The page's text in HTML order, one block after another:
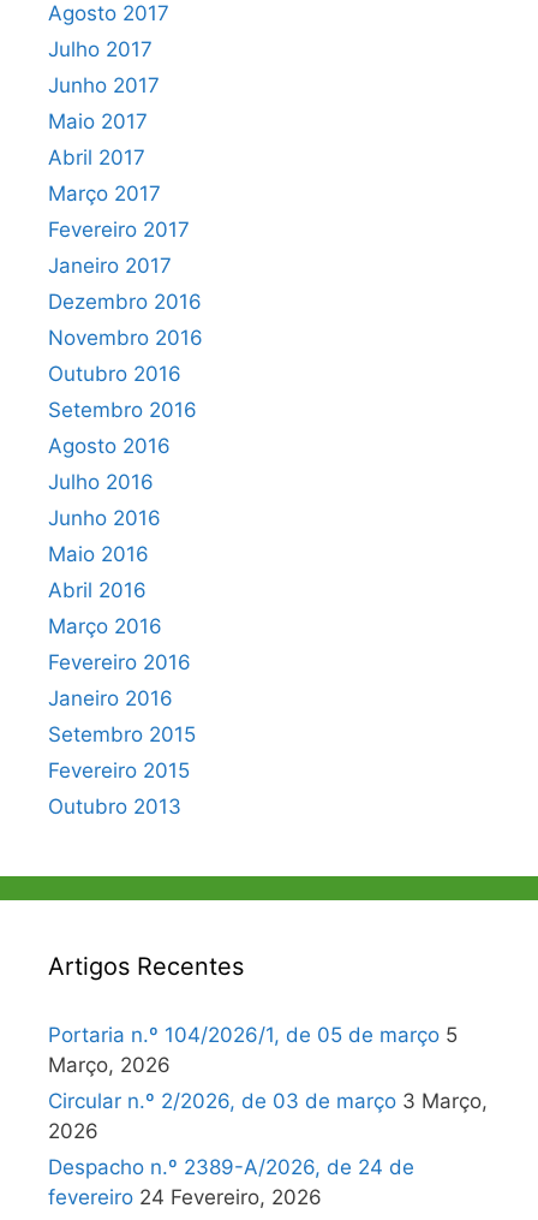
Agosto 2017
Julho 2017
Junho 2017
Maio 2017
Abril 2017
Março 2017
Fevereiro 2017
Janeiro 2017
Dezembro 2016
Novembro 2016
Outubro 2016
Setembro 2016
Agosto 2016
Julho 2016
Junho 2016
Maio 2016
Abril 2016
Março 2016
Fevereiro 2016
Janeiro 2016
Setembro 2015
Fevereiro 2015
Outubro 2013
Artigos Recentes
Portaria n.º 104/2026/1, de 05 de março 5
Março, 2026
Circular n.º 2/2026, de 03 de março 3 Março,
2026
Despacho n.º 2389-A/2026, de 24 de
fevereiro 24 Fevereiro, 2026